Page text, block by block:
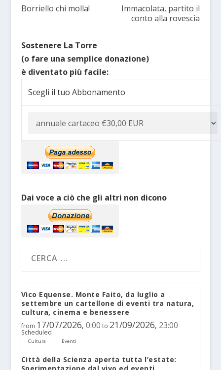
Borriello chi molla!
Immacolata, partito il
conto alla rovescia
Sostenere La Torre
(o fare una semplice donazione)
è diventato più facile:
Scegli il tuo Abbonamento
Dai voce a ciò che gli altri non dicono
Vico Equense. Monte Faito, da luglio a
settembre un cartellone di eventi tra natura,
cultura, cinema e benessere
from 17/07/2026, 0:00 to 21/09/2026, 23:00
Scheduled
Cultura Eventi
Città della Scienza aperta tutta l’estate: